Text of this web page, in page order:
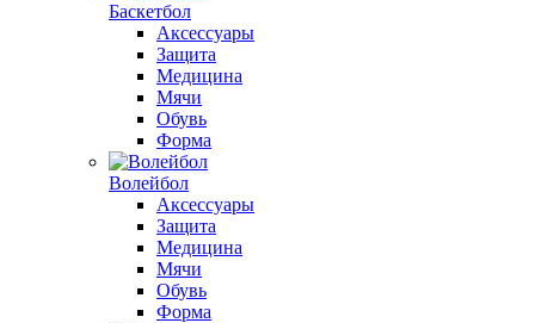
Баскетбол
Аксессуары
Защита
Медицина
Мячи
Обувь
Форма
Волейбол
Аксессуары
Защита
Медицина
Мячи
Обувь
Форма